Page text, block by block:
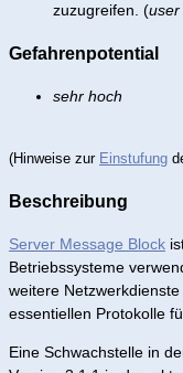
zuzugreifen. (user
Gefahrenpotential
sehr hoch
(Hinweise zur Einstufung
Beschreibung
Server Message Block
Betriebssysteme
weitere
essentiellen Protokolle
Eine Schwachstelle in